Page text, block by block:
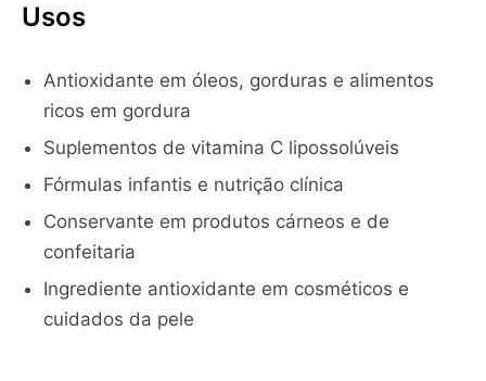
Usos
Antioxidante em óleos, gorduras e alimentos
ricos em gordura
Suplementos de vitamina C lipossolúveis
Fórmulas infantis e nutrição clínica
Conservante em produtos cárneos e de
confeitaria
Ingrediente antioxidante em cosméticos e
cuidados da pele